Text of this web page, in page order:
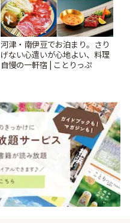
河津・南伊豆でお泊まり。さり
げない心遣いが心地よい、料理
自慢の一軒宿 | ことりっぷ